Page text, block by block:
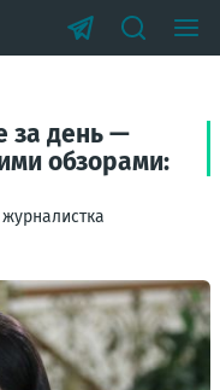
за день —
обзорами: